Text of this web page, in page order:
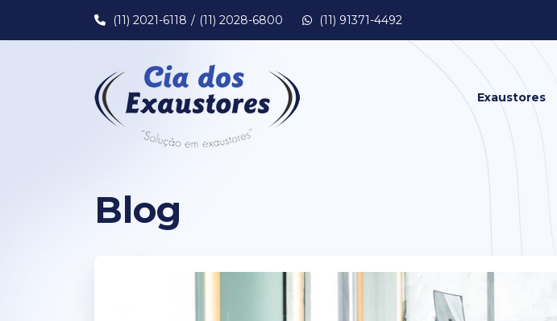
(11) 2021-6118 (11) 2028-6800 (11) 91371-4492
Exaustores
Blog